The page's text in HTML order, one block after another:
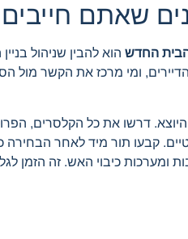
שאתם
הבית החדש הוא להבין שניהול
ומי מרכז את הקשר מול
דרשו את כל הקלסרים,
קבעו תור מיד לאחר
כיבוי האש. זה הזמן